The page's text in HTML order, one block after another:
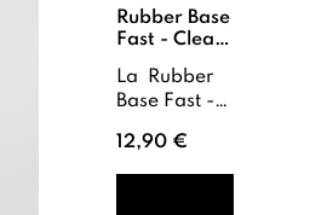
Rubber Base
Fast - Clear
formule)
La Rubber
Base Fast -
une base de
renfort dont
12,90 €